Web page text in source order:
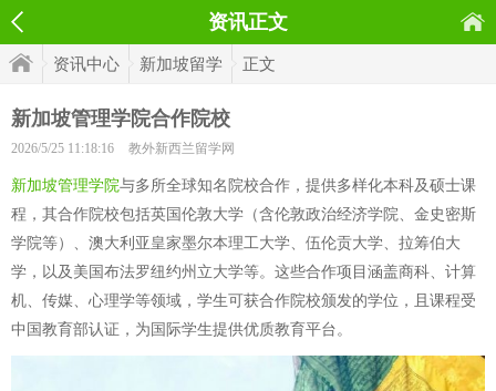
资讯正文
资讯中心 新加坡留学 正文
新加坡管理学院合作院校
2026/5/25 11:18:16 教外新西兰留学网
新加坡管理学院与多所全球知名院校合作，提供多样化本科及硕士课
程，其合作院校包括英国伦敦大学（含伦敦政治经济学院、金史密斯
学院等）、澳大利亚皇家墨尔本理工大学、伍伦贡大学、拉筹伯大
学，以及美国布法罗纽约州立大学等。这些合作项目涵盖商科、计算
机、传媒、心理学等领域，学生可获合作院校颁发的学位，且课程受
中国教育部认证，为国际学生提供优质教育平台。